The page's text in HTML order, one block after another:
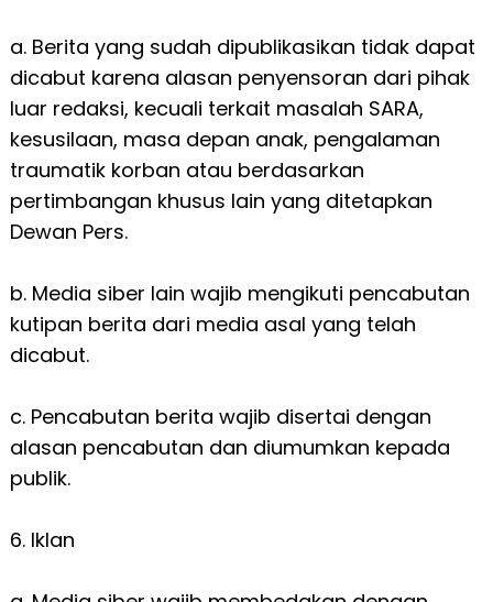
a. Berita yang sudah dipublikasikan tidak dapat
dicabut karena alasan penyensoran dari pihak
luar redaksi, kecuali terkait masalah SARA,
kesusilaan, masa depan anak, pengalaman
traumatik korban atau berdasarkan
pertimbangan khusus lain yang ditetapkan
Dewan Pers.
b. Media siber lain wajib mengikuti pencabutan
kutipan berita dari media asal yang telah
dicabut.
c. Pencabutan berita wajib disertai dengan
alasan pencabutan dan diumumkan kepada
publik.
6. Iklan